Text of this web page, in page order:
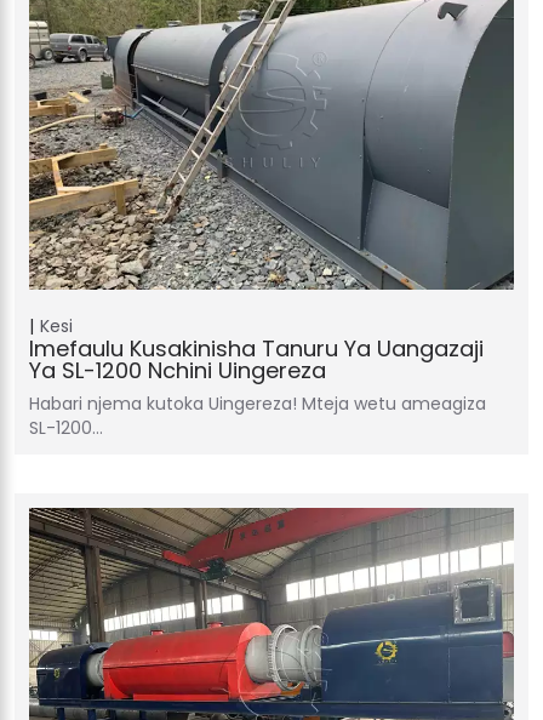
Kesi
Imefaulu Kusakinisha Tanuru Ya Uangazaji
Ya SL-1200 Nchini Uingereza
Habari njema kutoka Uingereza! Mteja wetu ameagiza
SL-1200…